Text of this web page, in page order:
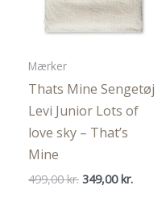
Mærker
Thats Mine Sengetøj
Levi Junior Lots of
love sky – That’s
Mine
499,00kr. Den
349,00 kr.Den